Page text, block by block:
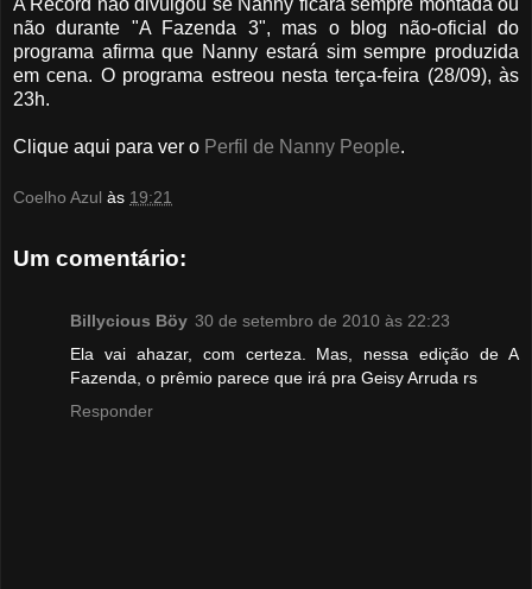
não durante "A Fazenda 3", mas o blog não-oficial do
programa afirma que Nanny estará sim sempre produzida
em cena. O programa estreou nesta terça-feira (28/09), às
23h.
Clique aqui para ver o Perfil de Nanny People.
Coelho Azul às 19:21
Um comentário:
Billycious Böy 30 de setembro de 2010 às 22:23
Ela vai ahazar, com certeza. Mas, nessa edição de A
Fazenda, o prêmio parece que irá pra Geisy Arruda rs
Responder